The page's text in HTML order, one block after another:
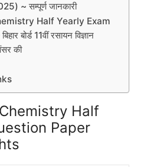
~ सम्पूर्ण जानकारी
Half Yearly Exam
बोर्ड 11वीं रसायन विज्ञान
की
Half
Paper